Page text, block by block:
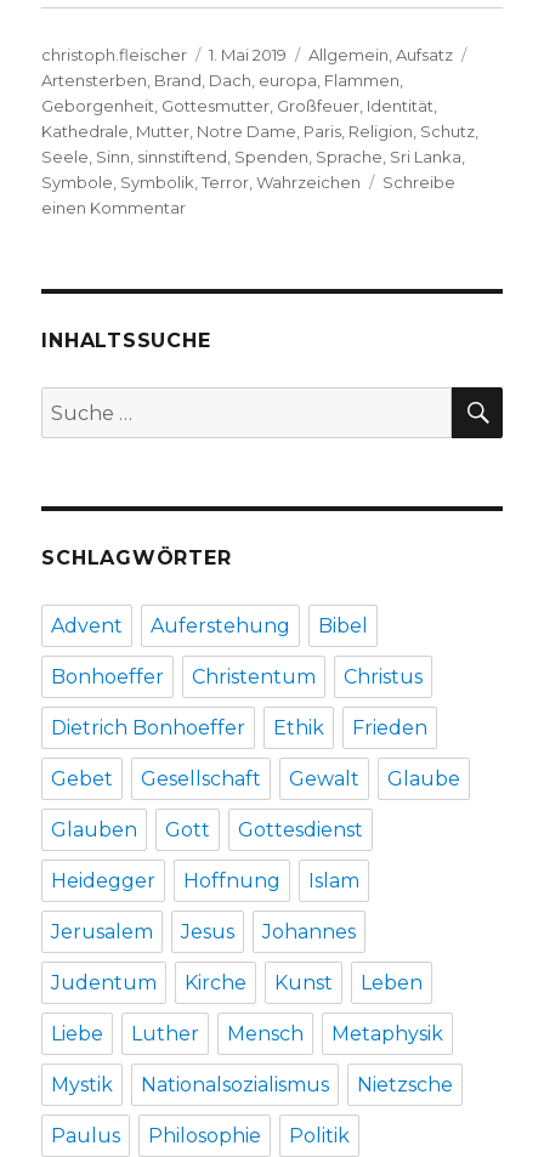
Autor
christoph.fleischer
Veröffentlicht
am
1. Mai 2019 Kategorien
Allgemein ,Aufsatz
Artensterben Brand Dach europa Flammen
Geborgenheit Gottesmutter Großfeuer Identität
Kathedrale Mutter Notre Dame Paris Religion Schutz
Seele Sinn sinnstiftend Spenden Sprache Sri Lanka
Symbole Symbolik ,Terror ,Wahrzeichen
Schreibe
einen Kommentarzu
Christoph
INHALTSSUCHE
Suche
nach:
SCHLAGWÖRTER
Advent Auferstehung Bibel
Bonhoeffer Christentum Christus
Dietrich Bonhoeffer Ethik Frieden
Gebet Gesellschaft Gewalt Glaube
Glauben Gott Gottesdienst
Heidegger Hoffnung Islam
Jerusalem Jesus Johannes
Judentum Kirche Kunst Leben
Liebe Luther Mensch Metaphysik
Mystik Nationalsozialismus Nietzsche
Paulus Philosophie Politik